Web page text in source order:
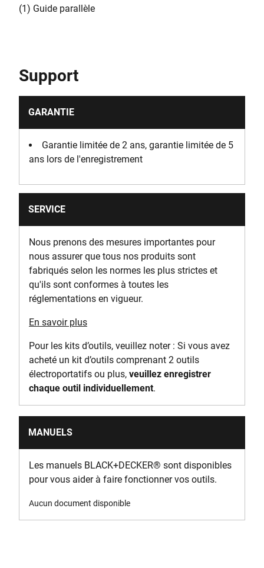
(1) Guide parallèle
Support
GARANTIE
Garantie limitée de 2 ans, garantie limitée de 5
ans lors de l'enregistrement
SERVICE
Nous prenons des mesures importantes pour
nous assurer que tous nos produits sont
fabriqués selon les normes les plus strictes et
qu'ils sont conformes à toutes les
réglementations en vigueur.
En savoir plus
Pour les kits d’outils, veuillez noter : Si vous avez
acheté un kit d’outils comprenant 2 outils
électroportatifs ou plus, veuillez enregistrer
chaque outil individuellement.
MANUELS
Les manuels BLACK+DECKER® sont disponibles
pour vous aider à faire fonctionner vos outils.
Aucun document disponible